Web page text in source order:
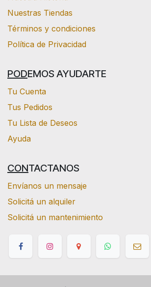
Nuestras Tiendas
Términos y condiciones
Política de Privacidad
PODEMOS AYUDARTE
Tu Cuenta
Tus Pedidos
Tu Lista de Deseos
Ayuda
CONTACTANOS
Envíanos un mensaje
Solicitá un alquiler
Solicitá un mantenimiento